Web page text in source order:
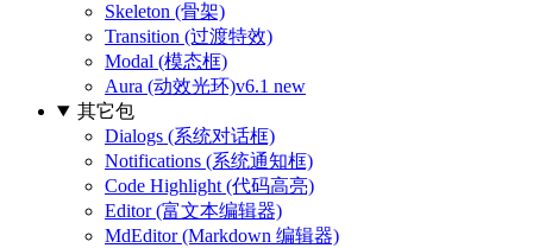
Skeleton (骨架)
Transition (过渡特效)
Modal (模态框)
Aura (动效光环)v6.1 new
其它包
Dialogs (系统对话框)
Notifications (系统通知框)
Code Highlight (代码高亮)
Editor (富文本编辑器)
MdEditor (Markdown 编辑器)